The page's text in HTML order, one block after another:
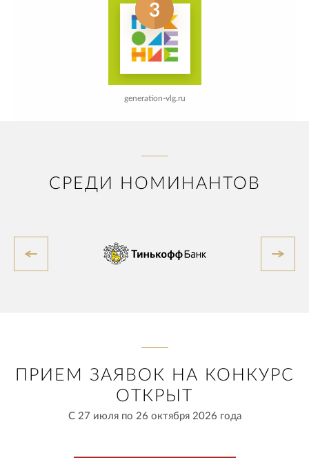
3
generation-vlg.ru
СРЕДИ НОМИНАНТОВ
ПРИЕМ ЗАЯВОК НА КОНКУРС
ОТКРЫТ
С 27 июля по 26 октября 2026 года